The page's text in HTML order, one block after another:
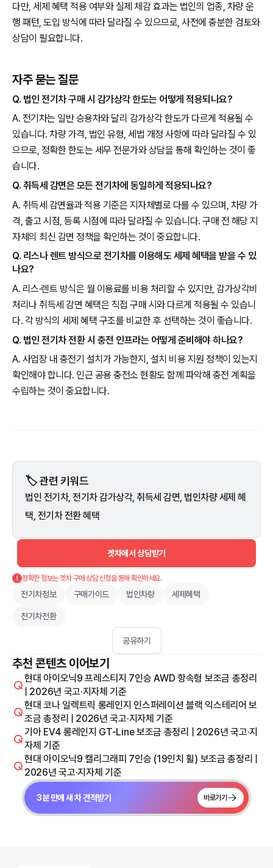
다만, 세제 혜택 적용 여부와 실제 체감 효과는 법인의 업종, 차량 운
행 패턴, 도입 방식에 따라 달라질 수 있으므로, 사전에 충분한 검토와
상담이 필요합니다.
자주 묻는 질문
Q. 법인 전기차 구매 시 감가상각 한도는 어떻게 적용되나요?
A. 전기차는 일반 승용차와 달리 감가상각 한도가 다르게 적용될 수
있습니다. 차량 가격, 법인 유형, 세법 개정 사항에 따라 달라질 수 있
으므로, 정확한 한도는 세무 전문가와 상담을 통해 확인하는 것이 좋
습니다.
Q. 취득세 감면은 모든 전기차에 동일하게 적용되나요?
A. 취득세 감면율과 적용 기준은 지자체별로 다를 수 있으며, 차량 가
격, 출고 시점, 등록 시점에 따라 달라질 수 있습니다. 구매 전 해당 지
자체의 최신 감면 정책을 확인하는 것이 중요합니다.
Q. 리스나 렌트 방식으로 전기차를 이용해도 세제 혜택을 받을 수 있
나요?
A. 리스·렌트 방식은 월 이용료를 비용 처리할 수 있지만, 감가상각비
처리나 취득세 감면 혜택은 직접 구매 시와 다르게 적용될 수 있습니
다. 각 방식의 세제 혜택 구조를 비교한 후 선택하는 것이 좋습니다.
Q. 법인 전기차 전환 시 충전 인프라는 어떻게 준비해야 하나요?
A. 사업장 내 충전기 설치가 가능한지, 설치 비용 지원 정책이 있는지
확인해야 합니다. 인근 공용 충전소 현황도 함께 파악해 충전 계획을
수립하는 것이 중요합니다.
🏷️ 관련 키워드
법인 전기차, 전기차 감가상각, 취득세 감면, 법인차량 세제 혜
택, 전기차 전환 혜택
겟차에서 상담받기
정확한 정보는 겟차 구매 상담 신청을 통해 확인하세요.
전기차정보 구매가이드 법인차량 세제혜택
전기차전환
공유하기
추천 콘텐츠 이어보기
현대 아이오닉9 프레스티지 7인승 AWD 항속형 보조금 총정리
| 2026년 국고·지자체 기준
현대 코나 일렉트릭 롱레인지 인스퍼레이션 블랙 익스테리어 보
조금 총정리 | 2026년 국고·지자체 기준
기아 EV4 롱레인지 GT-Line 보조금 총정리 | 2026년 국고·지
자체 기준
현대 아이오닉9 캘리그래피 7인승 (19인치 휠) 보조금 총정리 |
2026년 국고·지자체 기준
3분 만에 새 차 견적받기 바로가기